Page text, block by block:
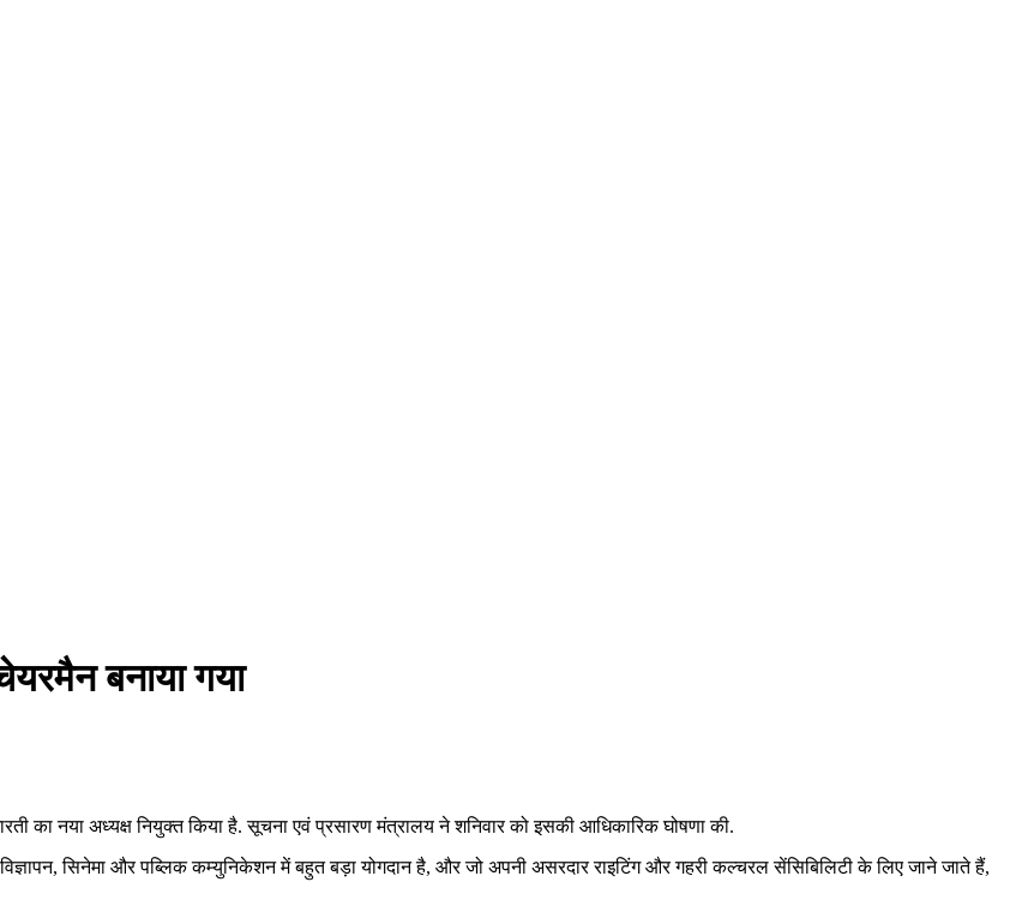
बनाया गया
का नया अध्यक्ष नियुक्त किया है. सूचना एवं प्रसारण मंत्रालय ने शनिवार को इसकी आधिकारिक घोषणा की.
सिनेमा और पब्लिक कम्युनिकेशन में बहुत बड़ा योगदान है, और जो अपनी असरदार राइटिंग और गहरी कल्चरल सेंसिबिलिटी के लिए जाने जाते हैं,